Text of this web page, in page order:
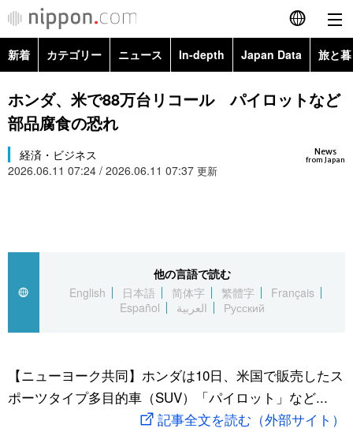
English
简体字
Русский
カテゴリー
国際
社会
文化
アーカイブ
Japan Data
旅と暮らし
動画/Live
新着 カテゴリー ニュース In-depth Japan Data 旅と
政治・外交
経済・ビジネス
国際・海外
文化
科学・技術
暮らし
スポーツ・東京2020
Topics
ホンダ、米で88万台リコール パイロットなど
部品腐食の恐れ
News
from Japan
経済・ビジネス
2026.06.11 07:24 / 2026.06.11 07:37 更新
他の言語で読む
English
日本語 简体字 繁體字
Français
Español
العربية Русский
【ニューヨーク共同】ホンダは10日、米国で販売したス
ポーツタイプ多目的車（SUV）「パイロット」など...
記事全文を読む（外部サイト）